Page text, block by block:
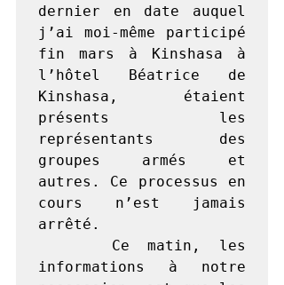
dernier en date auquel
j’ai moi-même participé
fin mars à Kinshasa à
l’hôtel Béatrice de
Kinshasa, étaient
présents les
représentants des
groupes armés et
autres. Ce processus en
cours n’est jamais
arrêté.
informations à notre